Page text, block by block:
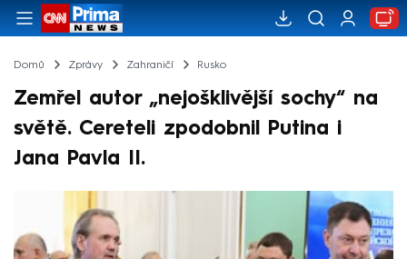
Domů Zprávy Zahraničí Rusko
Zemřel autor „nejošklivější sochy“ na
světě. Cereteli zpodobnil Putina i
Jana Pavla II.